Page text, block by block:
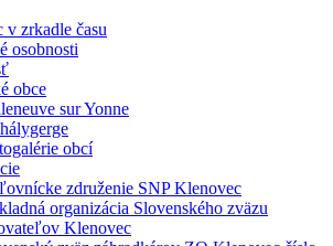
v zrkadle času
osobnosti
obce
sur Yonne
obcí
združenie SNP Klenovec
organizácia Slovenského zväzu
Klenovec